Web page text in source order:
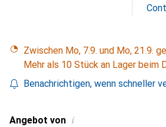
Zwischen Mo, 7.9. und Mo, 21.9.
Mehr als 10 Stück an Lager beim
Benachrichtigen, wenn schneller
Angebot von i